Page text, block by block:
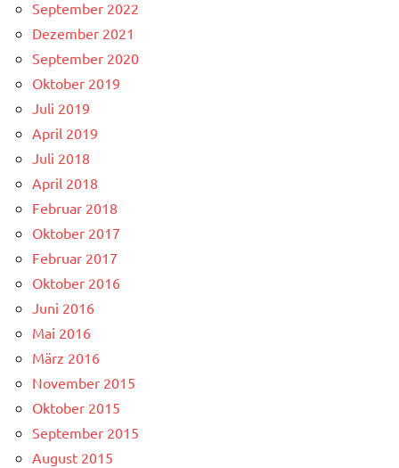
September 2022
Dezember 2021
September 2020
Oktober 2019
Juli 2019
April 2019
Juli 2018
April 2018
Februar 2018
Oktober 2017
Februar 2017
Oktober 2016
Juni 2016
Mai 2016
März 2016
November 2015
Oktober 2015
September 2015
August 2015